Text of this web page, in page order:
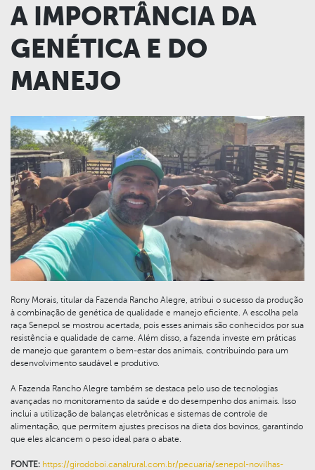
A IMPORTÂNCIA DA
GENÉTICA E DO
MANEJO
Rony Morais, titular da Fazenda Rancho Alegre, atribui o sucesso da produção
à combinação de genética de qualidade e manejo eficiente. A escolha pela
raça Senepol se mostrou acertada, pois esses animais são conhecidos por sua
resistência e qualidade de carne. Além disso, a fazenda investe em práticas
de manejo que garantem o bem-estar dos animais, contribuindo para um
desenvolvimento saudável e produtivo.
A Fazenda Rancho Alegre também se destaca pelo uso de tecnologias
avançadas no monitoramento da saúde e do desempenho dos animais. Isso
inclui a utilização de balanças eletrônicas e sistemas de controle de
alimentação, que permitem ajustes precisos na dieta dos bovinos, garantindo
que eles alcancem o peso ideal para o abate.
FONTE: https://girodoboi.canalrural.com.br/pecuaria/senepol-novilhas-